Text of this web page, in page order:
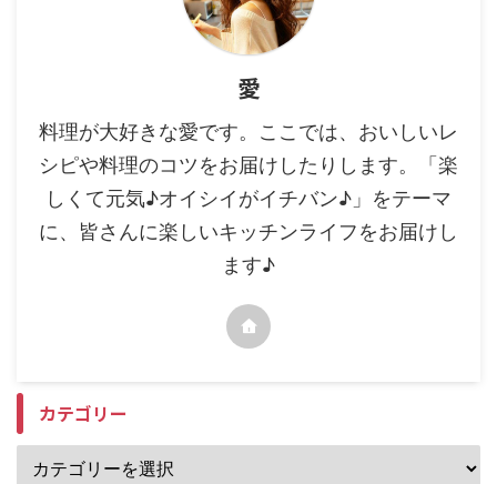
愛
料理が大好きな愛です。ここでは、おいしいレ
シピや料理のコツをお届けしたりします。「楽
しくて元気♪オイシイがイチバン♪」をテーマ
に、皆さんに楽しいキッチンライフをお届けし
ます♪
カテゴリー